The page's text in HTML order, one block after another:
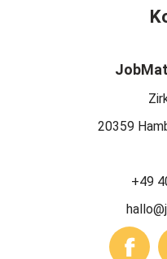
20359
+49